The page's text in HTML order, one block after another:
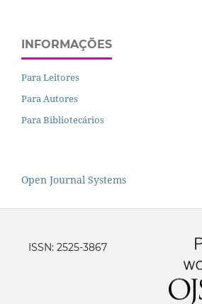
INFORMAÇÕES
Para Leitores
Para Autores
Para Bibliotecários
Open Journal Systems
ISSN: 2525-3867